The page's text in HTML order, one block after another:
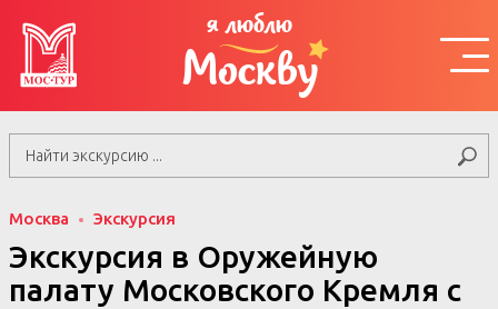
я люблю
Москву
Москва Экскурсия
Экскурсия в Оружейную
палату Московского Кремля с